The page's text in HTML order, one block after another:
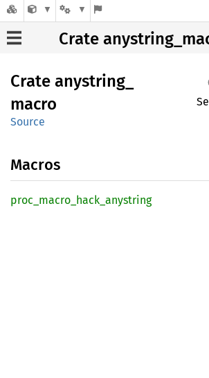
Crate
Crate anystring_
macro
Source
Macros
proc_ macro_ hack_ anystring